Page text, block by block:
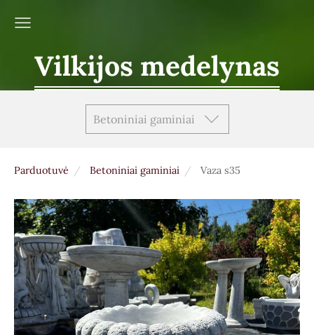
Vilkijos medelynas
Betoniniai gaminiai
Parduotuvė Betoniniai gaminiai Vaza s35